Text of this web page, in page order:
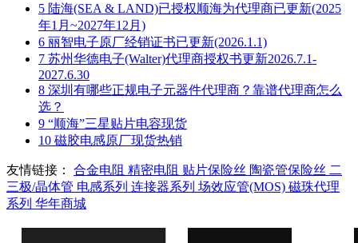
5 陆海(SEA & LAND)已授权顺海为代理商已更新(2025
年1月~2027年12月)
6 丽智电子原厂经销证书已更新(2026.1.1)
7 苏州华德电子(Walter)代理商授权书更新2026.7.1-
2027.6.30
8 深圳有哪些正规电子元器件代理商？靠谱代理商怎么
选？
9 “顺海”三星贴片电容现货
10 磁胶电感原厂现货热销
友情链接： 合金电阻 精密电阻 贴片保险丝 陶瓷管保险丝 二
三极/晶体管 电感系列 连接器系列 场效应管(MOS) 磁珠代理
系列 华年商城